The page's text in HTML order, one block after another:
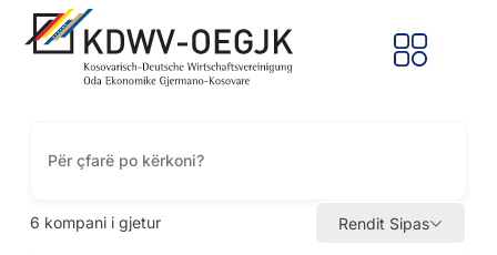
6 kompani i gjetur Rendit Sipas